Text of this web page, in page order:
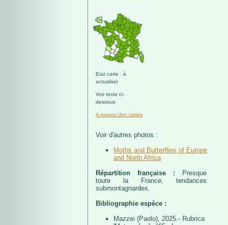
Etat carte : à
actualiser
Voir texte ci-
dessous
A propos des cartes
Voir d'autres photos :
Moths and Butterflies of Europe
and North Africa
Répartition française :
Presque
toute la France, tendances
submontagnardes.
Bibliographie espèce :
Mazzei (Paolo), 2025.- Rubrica